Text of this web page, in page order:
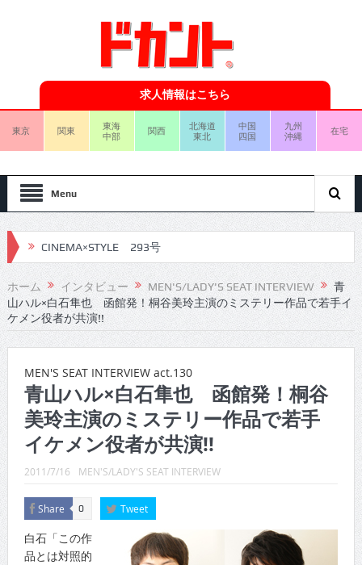
求人情報はこちら
東京 関東
東海
中部
関西
北海道
東北
中国
四国
九州
沖縄
在宅
Menu
CINEMA×STYLE 293号
CINEMA×STYLE 292号
CINEMA×STYLE 291号
CINEMA×STYLE 290号
CINEMA×STYLE 289号
CINEMA×STYLE 288号
CINEMA×STYLE 287号
CINEMA×STYLE 294号
ホーム インタビュー MEN'S/LADY'S SEAT INTERVIEW
青
山ハル×白石隼也 函館発！桐谷美玲主演のミステリー作品で若手イ
ケメン役者が共演!!
MEN'S SEAT INTERVIEW act.130
青山ハル×白石隼也 函館発！桐谷
美玲主演のミステリー作品で若手
イケメン役者が共演!!
2011/7/16 MEN'S/LADY'S SEAT INTERVIEW
Share 0 Tweet
白石「この作
品とは対照的